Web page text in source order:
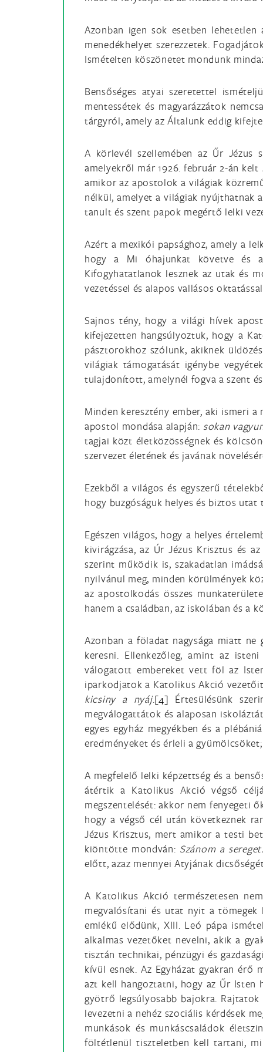
Azonban igen sok esetben
menedékhelyet szerezzetek.
Ismételten köszönetet mondunk
Bensőséges atyai szeretettel
mentessétek és magyarázzátok
tárgyról, amely az Általunk eddig
A körlevél szellemében az Űr Jézus
amelyekről már 1926. február 2-án kelt
amikor az apostolok a világiak
nélkül, amelyet a világiak nyújthatnak
tanult és szent papok megértő lelki
Azért a mexikói papsághoz, amely a
hogy a Mi óhajunkat követve és a
Kifogyhatatlanok lesznek az utak és
vezetéssel és alapos vallásos
Sajnos tény, hogy a világi hívek
kifejezetten hangsúlyoztuk, hogy a
pásztorokhoz szólunk, akiknek
világiak támogatását igénybe
tulajdonított, amelynél fogva a szent
Minden keresztény ember, aki ismeri
apostol mondása alapján: sokan
tagjai közt életközösségnek és
szervezet életének és javának
Ezekből a világos és egyszerű
hogy buzgóságuk helyes és biztos utat
Egészen világos, hogy a helyes
kivirágzása, az Úr Jézus Krisztus és
szerint működik is, szakadatlan
nyilvánul meg, minden körülmények
az apostolkodás összes
hanem a családban, az iskolában és a
Azonban a föladat nagysága miatt
keresni. Ellenkezőleg, amint az
válogatott embereket vett föl az
iparkodjatok a Katolikus Akció
kicsiny a nyáj.[4] Értesülésünk
megválogattátok és alaposan
egyes egyház megyékben és a
eredményeket és érleli a
A megfelelő lelki képzettség és a
átértik a Katolikus Akció végső
megszentelését: akkor nem fenyegeti
hogy a végső cél után következnek
Jézus Krisztus, mert amikor a testi
kiöntötte mondván: Szánom a
előtt, azaz mennyei Atyjának
A Katolikus Akció természetesen
megvalósítani és utat nyit a tömegek
emlékű elődünk, XIII. Leó pápa
alkalmas vezetőket nevelni, akik a
tisztán technikai, pénzügyi és
kívül esnek. Az Egyházat gyakran érő
azt kell hangoztatni, hogy az Űr Isten
gyötrő legsúlyosabb bajokra.
levezetni a nehéz szociális kérdések
munkások és munkáscsaládok
föltétlenül tiszteletben kell tartani,